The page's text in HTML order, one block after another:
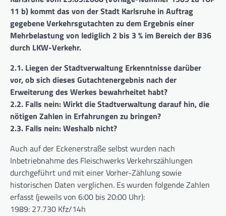
11 b) kommt das von der Stadt Karlsruhe in Auftrag
gegebene Verkehrsgutachten zu dem Ergebnis einer
Mehrbelastung von lediglich 2 bis 3 % im Bereich der B36
durch LKW-Verkehr.
2.1. Liegen der Stadtverwaltung Erkenntnisse darüber
vor, ob sich dieses Gutachtenergebnis nach der
Erweiterung des Werkes bewahrheitet habt?
2.2. Falls nein: Wirkt die Stadtverwaltung darauf hin, die
nötigen Zahlen in Erfahrungen zu bringen?
2.3. Falls nein: Weshalb nicht?
Auch auf der Eckenerstraße selbst wurden nach
Inbetriebnahme des Fleischwerks Verkehrszählungen
durchgeführt und mit einer Vorher-Zählung sowie
historischen Daten verglichen. Es wurden folgende Zahlen
erfasst (jeweils von 6:00 bis 20:00 Uhr):
1989: 27.730 Kfz/14h